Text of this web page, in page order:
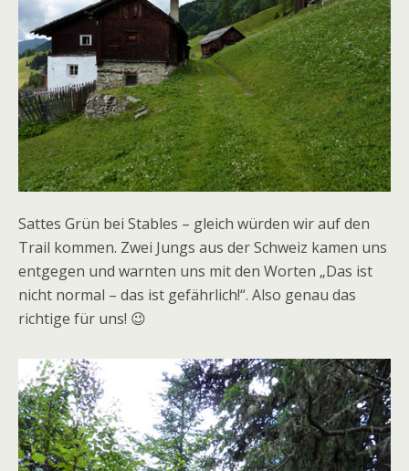
Sattes Grün bei Stables – gleich würden wir auf den
Trail kommen. Zwei Jungs aus der Schweiz kamen uns
entgegen und warnten uns mit den Worten „Das ist
nicht normal – das ist gefährlich!“. Also genau das
richtige für uns! 😉